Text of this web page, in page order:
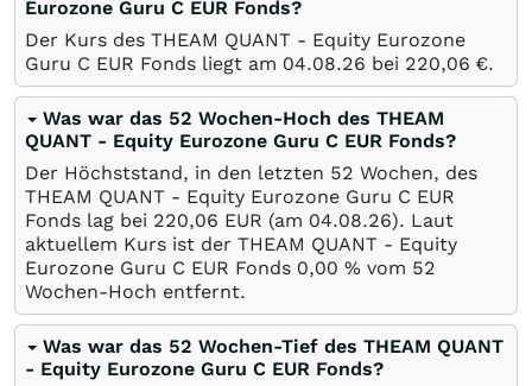
Eurozone Guru C EUR Fonds?
Der Kurs des THEAM QUANT - Equity Eurozone
Guru C EUR Fonds liegt am 04.08.26 bei 220,06 €.
Was war das 52 Wochen-Hoch des THEAM
QUANT - Equity Eurozone Guru C EUR Fonds?
Der Höchststand, in den letzten 52 Wochen, des
THEAM QUANT - Equity Eurozone Guru C EUR
Fonds lag bei 220,06 EUR (am 04.08.26). Laut
aktuellem Kurs ist der THEAM QUANT - Equity
Eurozone Guru C EUR Fonds 0,00 % vom 52
Wochen-Hoch entfernt.
Was war das 52 Wochen-Tief des THEAM QUANT
- Equity Eurozone Guru C EUR Fonds?